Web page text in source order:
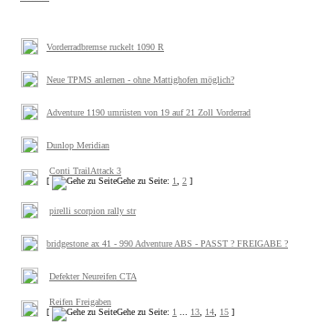
Vorderradbremse ruckelt 1090 R
Neue TPMS anlernen - ohne Mattighofen möglich?
Adventure 1190 umrüsten von 19 auf 21 Zoll Vorderrad
Dunlop Meridian
Conti TrailAttack 3
[
Gehe zu Seite: 1 2 ]
pirelli scorpion rally str
bridgestone ax 41 - 990 Adventure ABS - PASST ? FREIGABE ?
Defekter Neureifen CTA
Reifen Freigaben
[
Gehe zu Seite: 1 13 14 15 ]